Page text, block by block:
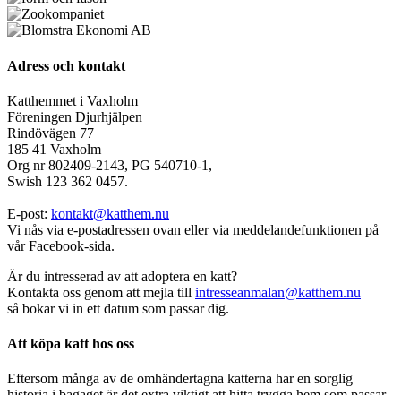
Adress och kontakt
Katthemmet i Vaxholm
Föreningen Djurhjälpen
Rindövägen 77
185 41 Vaxholm
Org nr 802409-2143, PG 540710-1,
Swish 123 362 0457.
E-post: kontakt@katthem.nu
Vi nås via e-postadressen ovan eller via meddelandefunktionen på
vår Facebook-sida.
Är du intresserad av att adoptera en katt?
Kontakta oss genom att mejla till intresseanmalan@katthem.nu
så bokar vi in ett datum som passar dig.
Att köpa katt hos oss
Eftersom många av de omhändertagna katterna har en sorglig